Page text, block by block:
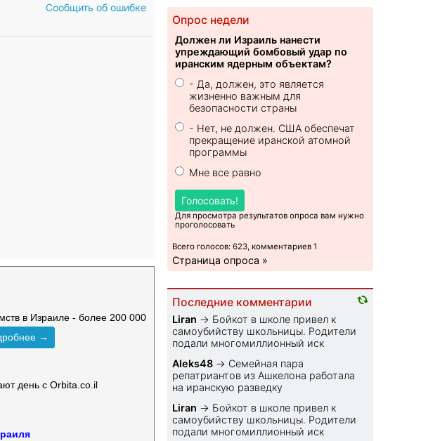
Сообщить об ошибке
в Израиле - более 200 000
→
день с Orbita.co.il
Опрос недели
Должен ли Израиль нанести
упреждающий бомбовый удар по
иранским ядерным объектам?
- Да, должен, это является
жизненно важным для
безопасности страны
- Нет, не должен. США обеспечат
прекращение иранской атомной
программы
Мне все равно
Голосовать!
Для просмотра результатов опроса вам нужно
проголосовать
Всего голосов: 623, комментариев 1
Страница опроса »
Последние комментарии
Liran → Бойкот в школе привел к
самоубийству школьницы. Родители
подали многомиллионный иск
Aleks48 → Семейная пара
репатриантов из Ашкелона работала
на иранскую разведку
Liran → Бойкот в школе привел к
самоубийству школьницы. Родители
подали многомиллионный иск